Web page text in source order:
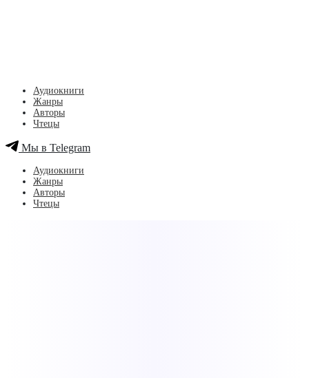
Аудиокниги
Жанры
Авторы
Чтецы
Мы в Telegram
Аудиокниги
Жанры
Авторы
Чтецы